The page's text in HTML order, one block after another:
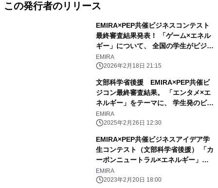
この発行者のリリース
EMIRA×PEP共催ビジネスコンテスト
最終審査結果発表！ 「ゲーム×エネル
ギー」について、 全国の学生がビジネ
スアイデアを考案！ 最優秀賞は九州大
学のチーム「MD」が受賞 エコバッグ
『TSUKUMO』を提案
EMIRA
2026年2月18日 21:15
文部科学省後援 EMIRA×PEP共催ビ
ジコン最終審査結果。 「エンタメ×エ
ネルギー」をテーマに、 学生発のビジ
ネスアイデアが集結！ 最優秀賞は「Ｇ
ゼミ」の『TCGで伝える下水道とエネ
エネルギーづくりの仕組みをカードゲ
ーム化
EMIRA
2025年2月26日 12:30
EMIRA×PEP共催ビジネスアイデア学
生コンテスト（文部科学省後援） 「カ
ーボンニュートラル×エネルギー」に
ついて、 全国の学生がビジネスアイデ
アを生み出す！ 最優秀賞は
EMIRA
2023年2月20日 18:00